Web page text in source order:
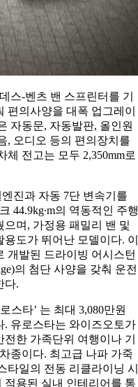
스-벤츠 밴 스프린터를 기
편의사양을 대폭 업그레이
자동문, 자동발판, 올인원
, 오디오 등의 편의장치를
체 전고는 모두 2,350mm로
진과 자동 7단 변속기를
44.9kg∙m의 역동적인 주행
며, 가정용 패밀리 밴 및
도가 뛰어난 모델이다. 이
개발된 드라이빙 어시스턴
의 첨단 사양을 갖춰 운전
다.
스타’ 는 최대 3,080만원
. 유로스타는 와이즈오토가
한 가족단위 여행이나 기
종이다. 최고급 나파 가죽
타일의 전동 리클라이닝 시
적용된 실내 인테리어를 통